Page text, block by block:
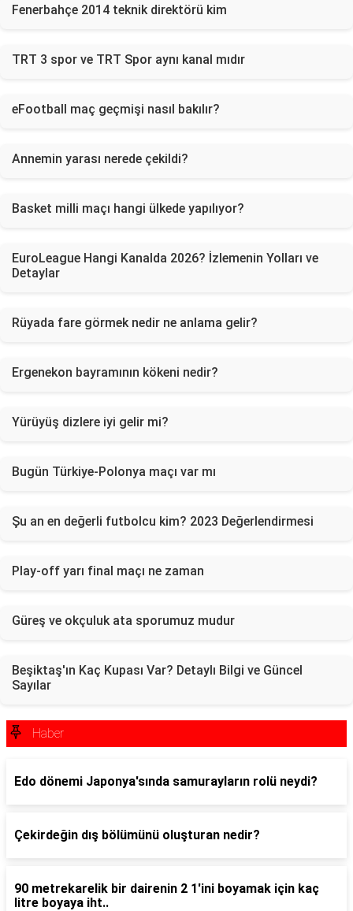
Fenerbahçe 2014 teknik direktörü kim
TRT 3 spor ve TRT Spor aynı kanal mıdır
eFootball maç geçmişi nasıl bakılır?
Annemin yarası nerede çekildi?
Basket milli maçı hangi ülkede yapılıyor?
EuroLeague Hangi Kanalda 2026? İzlemenin Yolları ve
Detaylar
Rüyada fare görmek nedir ne anlama gelir?
Ergenekon bayramının kökeni nedir?
Yürüyüş dizlere iyi gelir mi?
Bugün Türkiye-Polonya maçı var mı
Şu an en değerli futbolcu kim? 2023 Değerlendirmesi
Play-off yarı final maçı ne zaman
Güreş ve okçuluk ata sporumuz mudur
Beşiktaş'ın Kaç Kupası Var? Detaylı Bilgi ve Güncel
Sayılar
Haber
Edo dönemi Japonya'sında samurayların rolü neydi?
Çekirdeğin dış bölümünü oluşturan nedir?
90 metrekarelik bir dairenin 2 1'ini boyamak için kaç
litre boyaya iht..